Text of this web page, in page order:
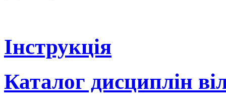
Інструкція
Каталог дисциплін